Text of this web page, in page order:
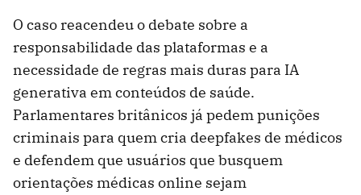
O caso reacendeu o debate sobre a
responsabilidade das plataformas e a
necessidade de regras mais duras para IA
generativa em conteúdos de saúde.
Parlamentares britânicos já pedem punições
criminais para quem cria deepfakes de médicos
e defendem que usuários que busquem
orientações médicas online sejam